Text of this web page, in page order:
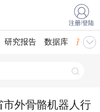
注册/登陆
研究报告 数据库 产业
市外骨骼机器人行